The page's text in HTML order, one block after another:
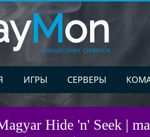
Mon
МОНИТОРИНГ СЕРВЕРОВ
ИГРЫ СЕРВЕРЫ
Hide 'n' Seek |